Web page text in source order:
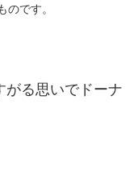
です。
がる思いでドーナ